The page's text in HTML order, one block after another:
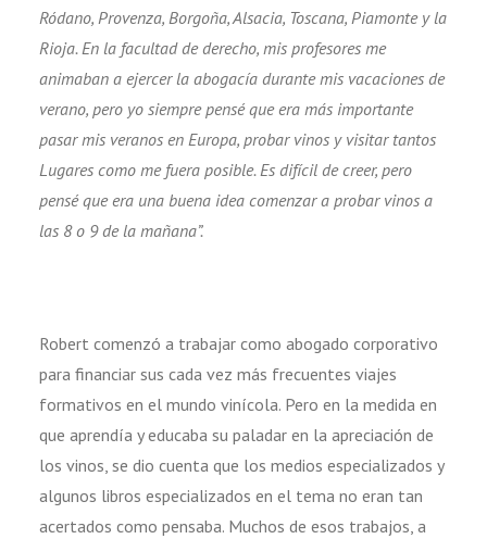
Ródano, Provenza, Borgoña, Alsacia, Toscana, Piamonte y la
Rioja. En la facultad de derecho, mis profesores me
animaban a ejercer la abogacía durante mis vacaciones de
verano, pero yo siempre pensé que era más importante
pasar mis veranos en Europa, probar vinos y visitar tantos
Lugares como me fuera posible. Es difícil de creer, pero
pensé que era una buena idea comenzar a probar vinos a
las 8 o 9 de la mañana”.
Robert comenzó a trabajar como abogado corporativo
para financiar sus cada vez más frecuentes viajes
formativos en el mundo vinícola. Pero en la medida en
que aprendía y educaba su paladar en la apreciación de
los vinos, se dio cuenta que los medios especializados y
algunos libros especializados en el tema no eran tan
acertados como pensaba. Muchos de esos trabajos, a